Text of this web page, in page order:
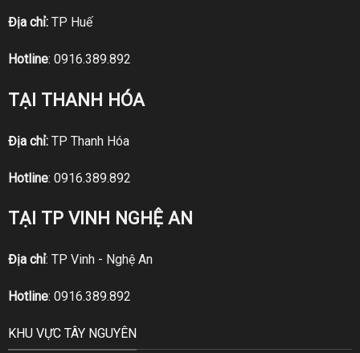
Địa chỉ:TP Huế
Hotline: 0916.389.892
TẠI THANH HÓA
Địa chỉ:TP Thanh Hóa
Hotline: 0916.389.892
TẠI TP VINH NGHỆ AN
Địa chỉ: TP Vinh - Nghệ An
Hotline: 0916.389.892
KHU VỰC TÂY NGUYÊN